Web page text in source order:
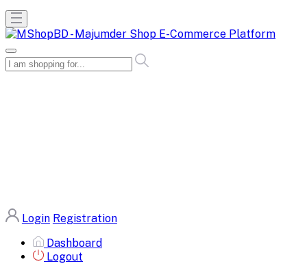
Login Registration
Dashboard
Logout